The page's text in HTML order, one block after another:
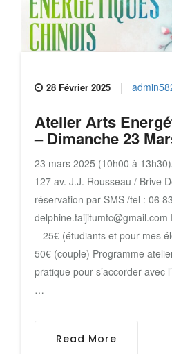
28 Février 2025
Atelier Arts
– Dimanche 23
23 mars 2025 (10h00 à
127 av. J.J. Rousseau / Brive
réservation par SMS /tel : 06
– 25€ (étudiants et pour mes
50€ (couple) Programme
pratique pour s’accorder avec
…
Read More